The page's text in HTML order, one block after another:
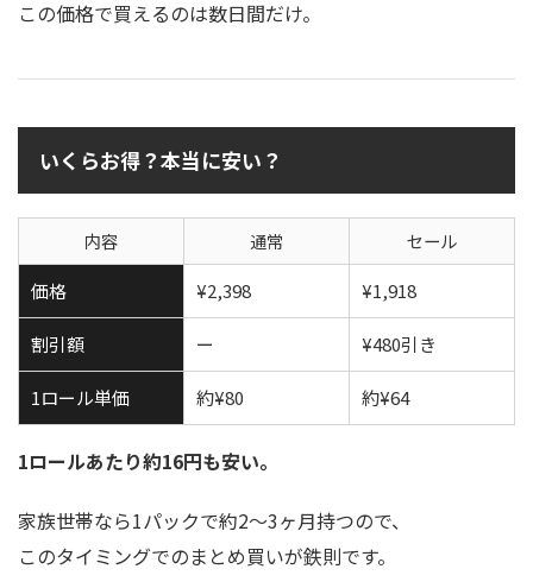
この価格で買えるのは数日間だけ。
いくらお得？本当に安い？
内容 通常
セール
価格
¥2,398 ¥1,918
割引額 ー ¥480引き
1ロール単価 約¥80 約¥64
1ロールあたり約16円も安い。
家族世帯なら1パックで約2〜3ヶ月持つので、
このタイミングでのまとめ買いが鉄則です。